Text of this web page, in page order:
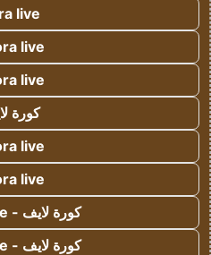
live
live
live
كورة
live
live
كورة لايف - koora live
كورة لايف - koora live